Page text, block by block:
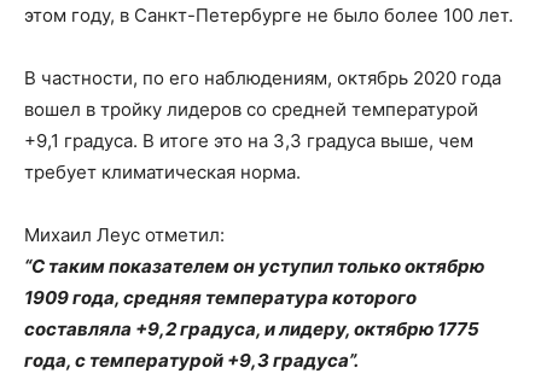
этом году, в Санкт-Петербурге не было более 100 лет.
В частности, по его наблюдениям, октябрь 2020 года
вошел в тройку лидеров со средней температурой
+9,1 градуса. В итоге это на 3,3 градуса выше, чем
требует климатическая норма.
Михаил Леус отметил:
“С таким показателем он уступил только октябрю
1909 года, средняя температура которого
составляла +9,2 градуса, и лидеру, октябрю 1775
года, с температурой +9,3 градуса”.